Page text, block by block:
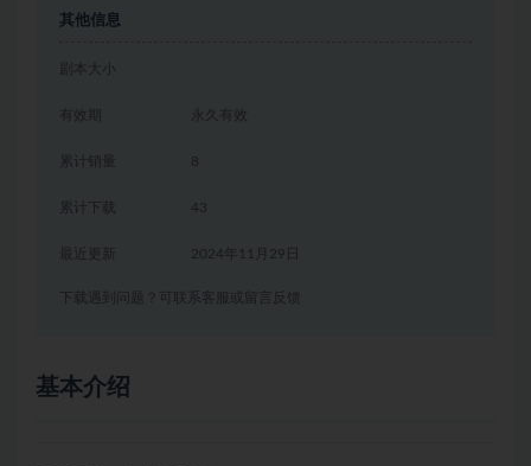
其他信息
剧本大小
有效期 永久有效
累计销量 8
累计下载 43
2024年11月29日
下载遇到问题？可联系客服或留言反馈
基本介绍